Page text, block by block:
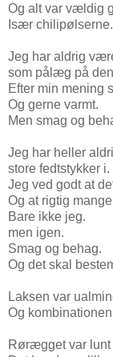
Og alt var vældig
Især chilipølserne.
Jeg har aldrig
som pålæg på
Efter min mening
Og gerne varmt.
Men smag og
Jeg har heller
store fedtstykker i.
Jeg ved godt at
Og at rigtig
Bare ikke jeg.
men igen.
Smag og behag.
Og det skal
Laksen var
Og
Rørægget var